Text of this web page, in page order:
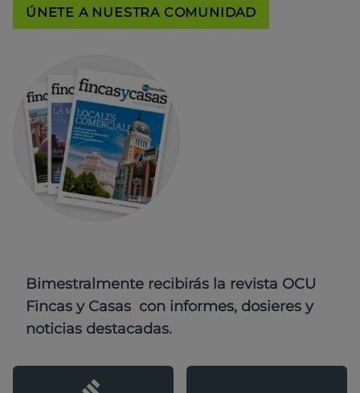
ÚNETE A NUESTRA COMUNIDAD
Bimestralmente recibirás la revista OCU
Fincas y Casas con informes, dosieres y
noticias destacadas.